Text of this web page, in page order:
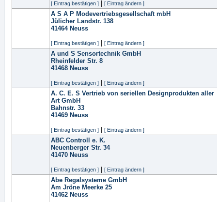
[ Eintrag bestätigen ] [ Eintrag ändern ]
A S A P Modevertriebsgesellschaft mbH
Jülicher Landstr. 138
41464 Neuss
[ Eintrag bestätigen ] [ Eintrag ändern ]
A und S Sensortechnik GmbH
Rheinfelder Str. 8
41468 Neuss
[ Eintrag bestätigen ] [ Eintrag ändern ]
A. C. E. S Vertrieb von seriellen Designprodukten aller
Art GmbH
Bahnstr. 33
41469 Neuss
[ Eintrag bestätigen ] [ Eintrag ändern ]
ABC Controll e. K.
Neuenberger Str. 34
41470 Neuss
[ Eintrag bestätigen ] [ Eintrag ändern ]
Abe Regalsysteme GmbH
Am Jröne Meerke 25
41462 Neuss